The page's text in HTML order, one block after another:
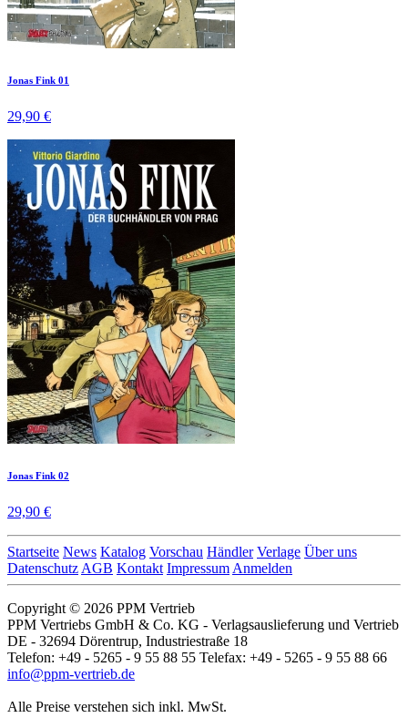
Jonas Fink 01
29,90 €
Jonas Fink 02
29,90 €
Startseite News Katalog Vorschau Händler Verlage Über uns
Datenschutz AGB Kontakt Impressum Anmelden
Copyright © 2026 PPM Vertrieb
PPM Vertriebs GmbH & Co. KG - Verlagsauslieferung und Vertrieb
DE - 32694 Dörentrup, Industriestraße 18
Telefon: +49 - 5265 - 9 55 88 55 Telefax: +49 - 5265 - 9 55 88 66
info@ppm-vertrieb.de
Alle Preise verstehen sich inkl. MwSt.